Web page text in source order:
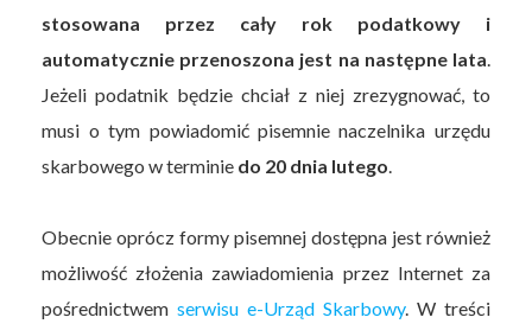
stosowana przez cały rok podatkowy i
automatycznie przenoszona jest na następne lata
Jeżeli podatnik będzie chciał z niej zrezygnować, to
musi o tym powiadomić pisemnie naczelnika urzędu
skarbowego w terminie do 20 dnia lutego
Obecnie oprócz formy pisemnej dostępna jest również
możliwość złożenia zawiadomienia przez Internet za
pośrednictwemserwisu e-Urząd Skarbowy. W treści